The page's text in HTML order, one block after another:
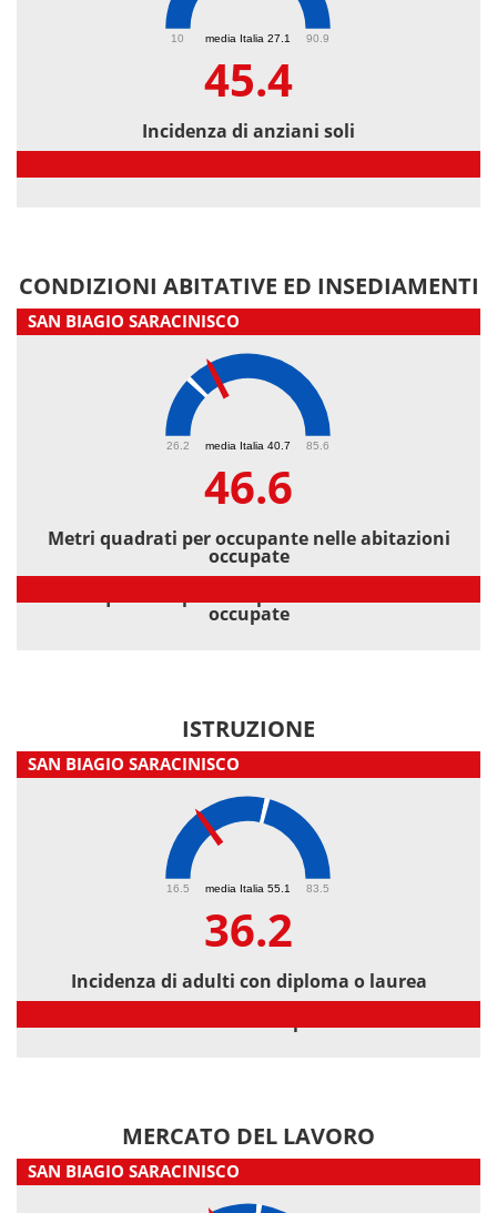
media Italia 27.1
10 90.9
45.4
Incidenza di anziani soli
CONDIZIONI ABITATIVE ED INSEDIAMENTI
SAN BIAGIO SARACINISCO
media Italia 40.7
26.2 85.6
46.6
Metri quadrati per occupante nelle abitazioni
occupate
occupate
ISTRUZIONE
SAN BIAGIO SARACINISCO
media Italia 55.1
16.5 83.5
36.2
Incidenza di adulti con diploma o laurea
MERCATO DEL LAVORO
SAN BIAGIO SARACINISCO